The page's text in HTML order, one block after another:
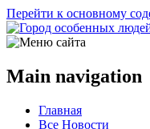
Перейти к основному
Main navigation
Главная
Все Новости